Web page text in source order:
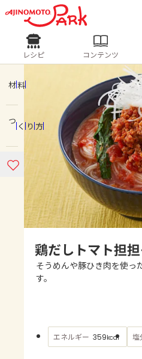
ログインするとレシ
ログイン
ホーム
コンテンツ
レシピ
よくあるお問い合
AJINOMOTO PARK とは
レシピ
人気の食材・レシピ
きゅうり なす ト
ピーマン
みょうが
レシピ コンテンツ
材料
つくり方
鶏だしトマト担
そうめんや豚ひき肉を使っ
す。
エネルギー 359kcal 塩